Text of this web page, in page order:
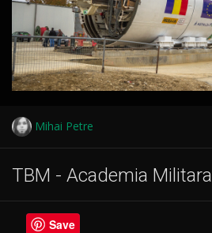
Mihai Petre
TBM - Academia Militara
Save